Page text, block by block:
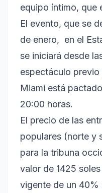
equipo íntimo, que
El evento, que se
de enero, en el
se iniciará desde
espectáculo
Miami está
20:00 horas.
El precio de las
populares (norte y
para la tribuna
valor de 1425
vigente de un 40%